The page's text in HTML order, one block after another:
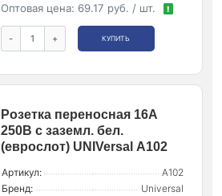
Оптовая цена: 69.17 руб. / шт. !
- + КУПИТЬ
Розетка переносная 16А
250В с заземл. бел.
(еврослот) UNIVersal А102
Артикул:
А102
Бренд:
Universal